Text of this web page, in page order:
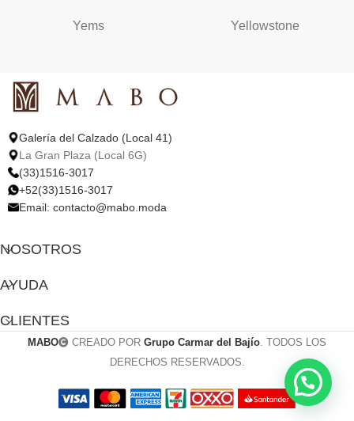
Yems Yellowstone
Galería del Calzado (Local 41)
La Gran Plaza (Local 6G)
(33)1516-3017
+52(33)1516-3017
Email: contacto@mabo.moda
NOSOTROS
AYUDA
CLIENTES
MABO CREADO POR Grupo Carmar del Bajío. TODOS LOS
DERECHOS RESERVADOS.